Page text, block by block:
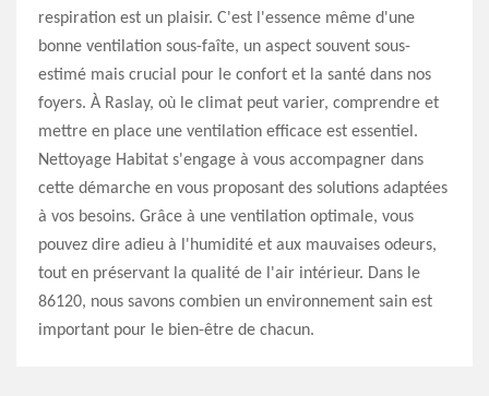
respiration est un plaisir. C'est l'essence même d'une
bonne ventilation sous-faîte, un aspect souvent sous-
estimé mais crucial pour le confort et la santé dans nos
foyers. À Raslay, où le climat peut varier, comprendre et
mettre en place une ventilation efficace est essentiel.
Nettoyage Habitat s'engage à vous accompagner dans
cette démarche en vous proposant des solutions adaptées
à vos besoins. Grâce à une ventilation optimale, vous
pouvez dire adieu à l'humidité et aux mauvaises odeurs,
tout en préservant la qualité de l'air intérieur. Dans le
86120, nous savons combien un environnement sain est
important pour le bien-être de chacun.